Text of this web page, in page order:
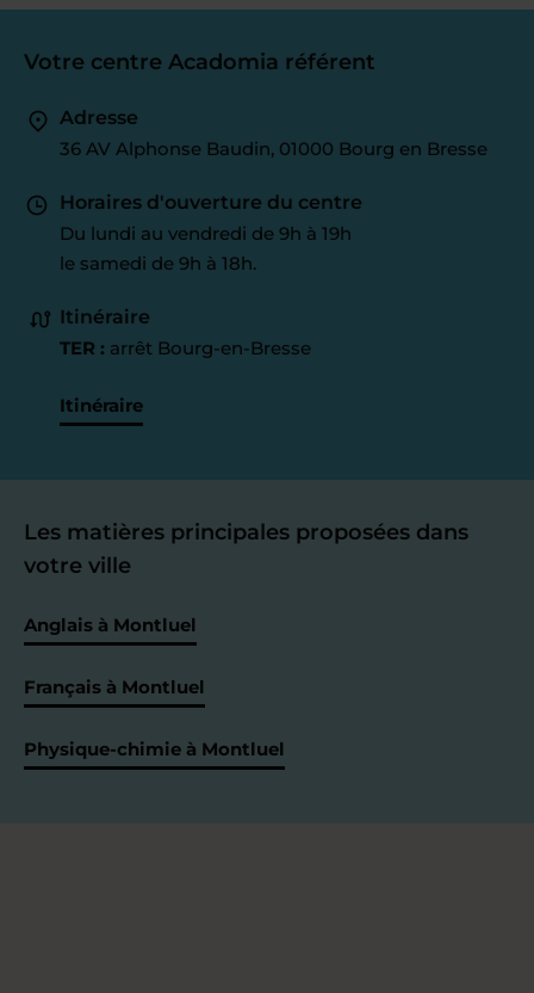
Votre centre Acadomia référent
Adresse
36 AV Alphonse Baudin, 01000 Bourg en Bresse
Horaires d'ouverture du centre
Du lundi au vendredi de 9h à 19h
le samedi de 9h à 18h.
Itinéraire
TER : arrêt Bourg-en-Bresse
Itinéraire
Les matières principales proposées dans
votre ville
Anglais à Montluel
Français à Montluel
Physique-chimie à Montluel